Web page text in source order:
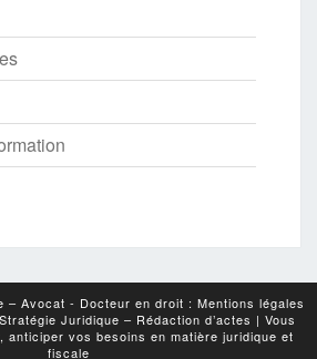
– Avocat - Docteur en droit : Mentions légales
Juridique – Rédaction d’actes | Vous
anticiper vos besoins en matière juridique et
fiscale